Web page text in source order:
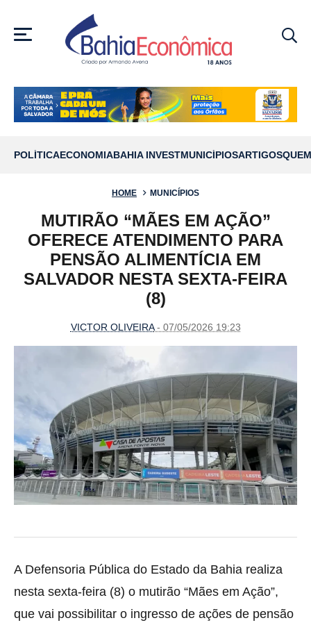
MENU
POLÍTICAECONOMIABAHIA INVESTMUNICÍPIOSARTIGOS
HOME MUNICÍPIOS
MUTIRÃO “MÃES EM AÇÃO”
OFERECE ATENDIMENTO PARA
PENSÃO ALIMENTÍCIA EM
SALVADOR NESTA SEXTA-FEIRA
(8)
VICTOR OLIVEIRA- 07/05/2026 19:23
A Defensoria Pública do Estado da Bahia realiza
nesta sexta-feira (8) o mutirão “Mães em Ação”,
que vai possibilitar o ingresso de ações de pensão